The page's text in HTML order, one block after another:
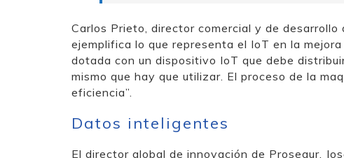
Carlos Prieto, director comercial y de
ejemplifica lo que representa el IoT en la
dotada con un dispositivo IoT que debe
mismo que hay que utilizar. El proceso de la
eficiencia”.
Datos inteligentes
El director global de innovación de Prosegur,